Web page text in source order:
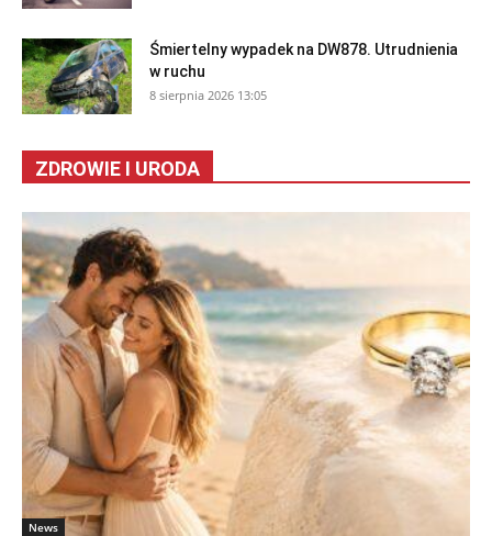
Śmiertelny wypadek na DW878. Utrudnienia
w ruchu
8 sierpnia 2026 13:05
ZDROWIE I URODA
News